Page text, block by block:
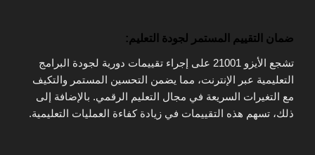
ضمان التقييم المستمر لجودة التعليم:
تشجع الأيزو 21001 على إجراء تقييمات دورية لجودة البرامج
التعليمية عبر الإنترنت، مما يضمن التحسين المستمر والتكيف
مع التغيرات السريعة في مجال التعليم الرقمي. بالإضافة إلى
ذلك، تسهم هذه التقييمات في زيادة كفاءة العمليات التعليمية.